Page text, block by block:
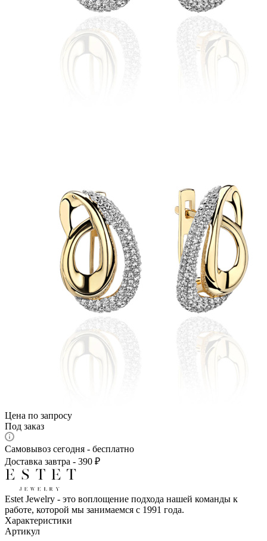
Цена по запросу
Под заказ
Самовывоз сегодня - бесплатно
Доставка завтра - 390 ₽
Estet Jewelry - это воплощение подхода нашей команды к
работе, которой мы занимаемся с 1991 года.
Характеристики
Артикул